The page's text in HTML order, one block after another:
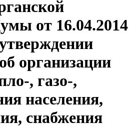
от 16.04.2014
организации
, газо-,
населения,
снабжения